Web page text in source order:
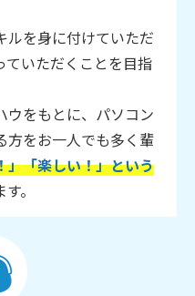
ルを身に付けていただ
ていただくことを目指
ウをもとに、パソコン
方をお一人でも多く輩
」「楽しい！」という
。